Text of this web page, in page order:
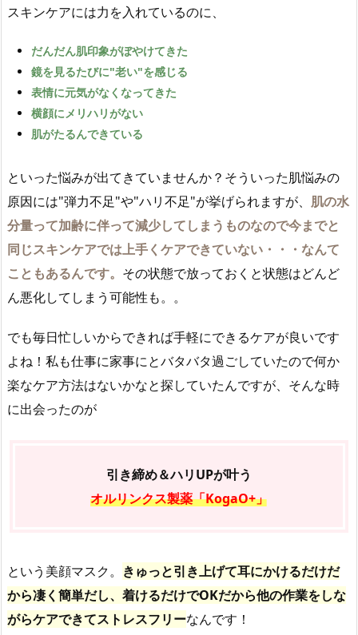
スキンケアには力を入れているのに、
だんだん肌印象がぼやけてきた
鏡を見るたびに"老い"を感じる
表情に元気がなくなってきた
横顔にメリハリがない
肌がたるんできている
といった悩みが出てきていませんか？そういった肌悩みの
原因には"弾力不足"や"ハリ不足"が挙げられますが、 肌の水
分量って加齢に伴って減少してしまうものなので今までと
同じスキンケアでは上手くケアできていない・・・なんて
こともあるんです。 その状態で放っておくと状態はどんど
ん悪化してしまう可能性も。。
でも毎日忙しいからできれば手軽にできるケアが良いです
よね！私も仕事に家事にとバタバタ過ごしていたので何か
楽なケア方法はないかなと探していたんですが、そんな時
に出会ったのが
引き締め＆ハリUPが叶う
オルリンクス製薬「KogaO+」
という美顔マスク。 きゅっと引き上げて耳にかけるだけだ
から凄く簡単だし、着けるだけでOKだから他の作業をしな
がらケアできてストレスフリーなんです！